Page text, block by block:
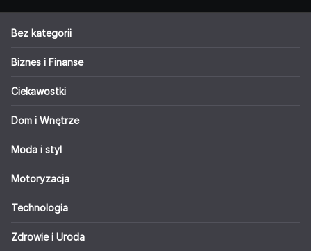
Bez kategorii
Biznes i Finanse
Ciekawostki
Dom i Wnętrze
Moda i styl
Motoryzacja
Technologia
Zdrowie i Uroda